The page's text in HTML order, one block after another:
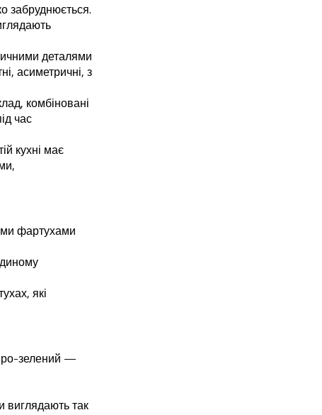
забруднюється.
деталями
асиметричні, з
комбіновані
час
кухні має
фартухами
які
зелений —
виглядають так